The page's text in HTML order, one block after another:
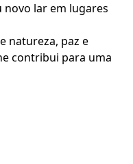
novo lar em lugares
natureza, paz e
contribui para uma